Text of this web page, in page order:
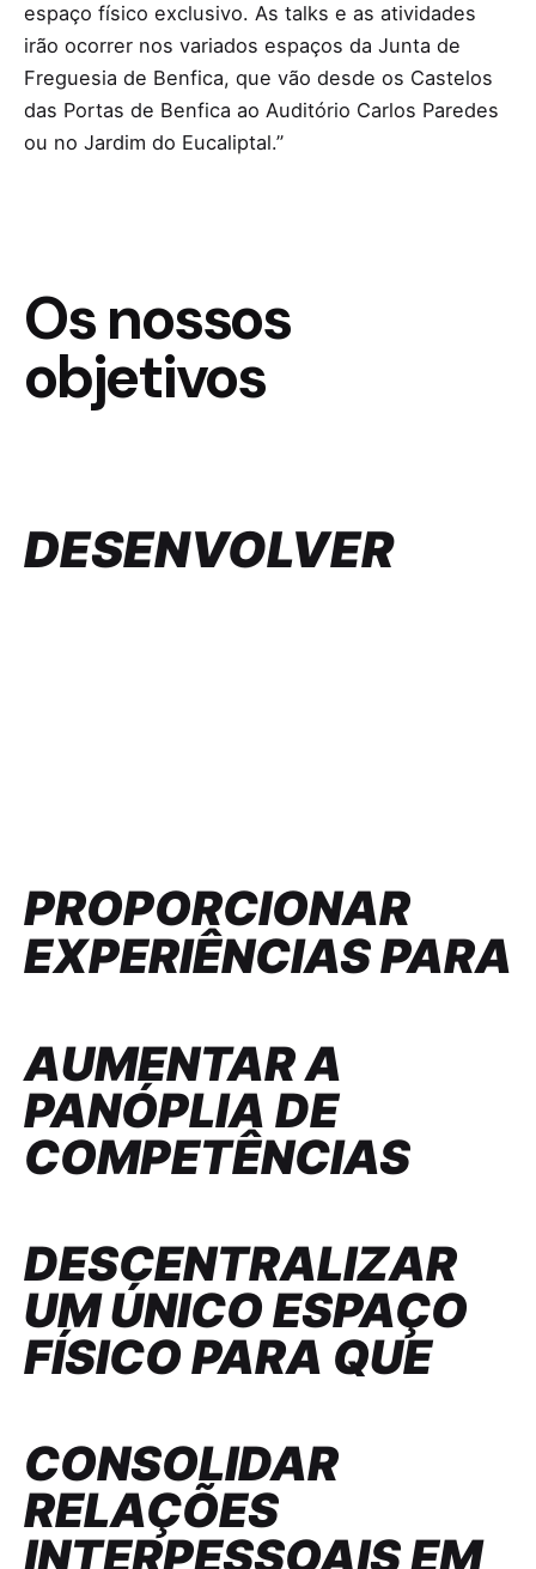
espaço físico exclusivo. As talks e as atividades
irão ocorrer nos variados espaços da Junta de
Freguesia de Benfica, que vão desde os Castelos
das Portas de Benfica ao Auditório Carlos Paredes
ou no Jardim do Eucaliptal.”
Os nossos
objetivos
DESENVOLVER
PROPORCIONAR
EXPERIÊNCIAS PARA
AUMENTAR A
PANÓPLIA DE
COMPETÊNCIAS
DESCENTRALIZAR
UM ÚNICO ESPAÇO
FÍSICO PARA QUE
CONSOLIDAR
RELAÇÕES
INTERPESSOAIS EM